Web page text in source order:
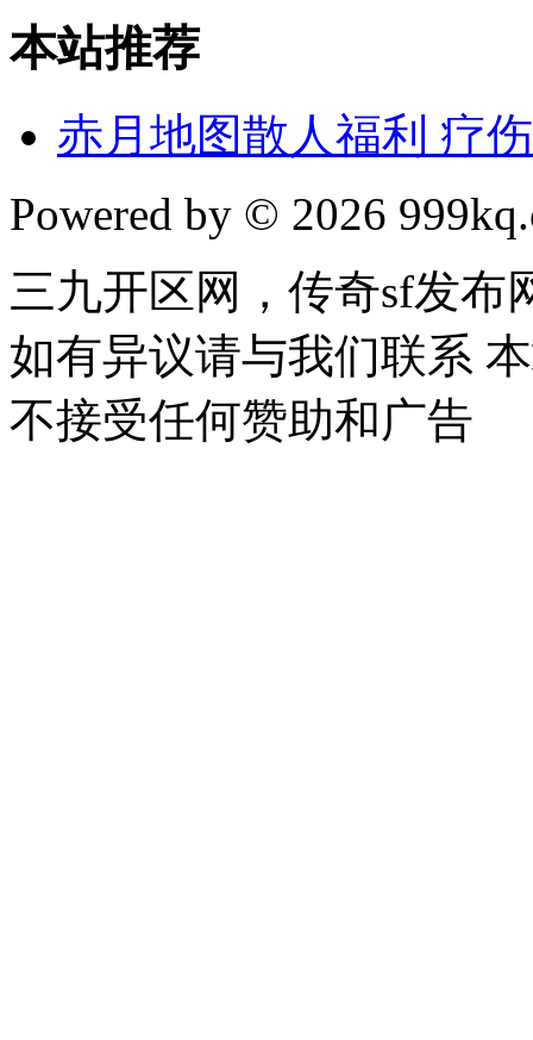
本站推荐
赤月地图散人福利 疗
Powered by © 2026
三九开区网，传奇sf发布
如有异议请与我们联系
不接受任何赞助和广告